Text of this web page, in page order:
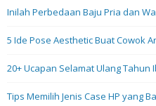
Inilah Perbedaan Baju Pria dan
5 Ide Pose Aesthetic Buat Cowok
20+ Ucapan Selamat Ulang Tahun
Tips Memilih Jenis Case HP yang